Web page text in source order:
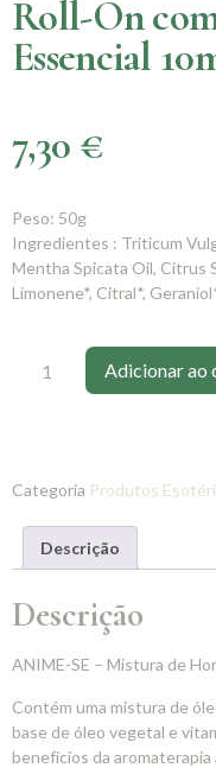
Roll-On
Essencial
7,30 €
Peso: 50g
Ingredientes : Triticum
Mentha Spicata Oil, Citrus
Limonene*, Citral*,
Adicionar ao
Categoria Produtos
Descrição
Descrição
ANIME-SE – Mistura de
Contém uma mistura de
base de óleo vegetal e
benefícios da